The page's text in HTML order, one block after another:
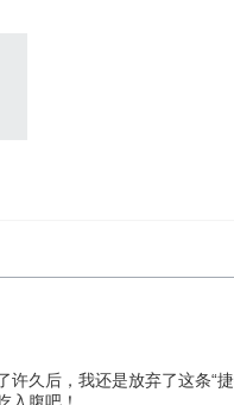
久后，我还是放弃了这条“